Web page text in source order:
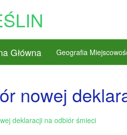
Główna Geografia
nowej
deklaracji na odbiór śmieci